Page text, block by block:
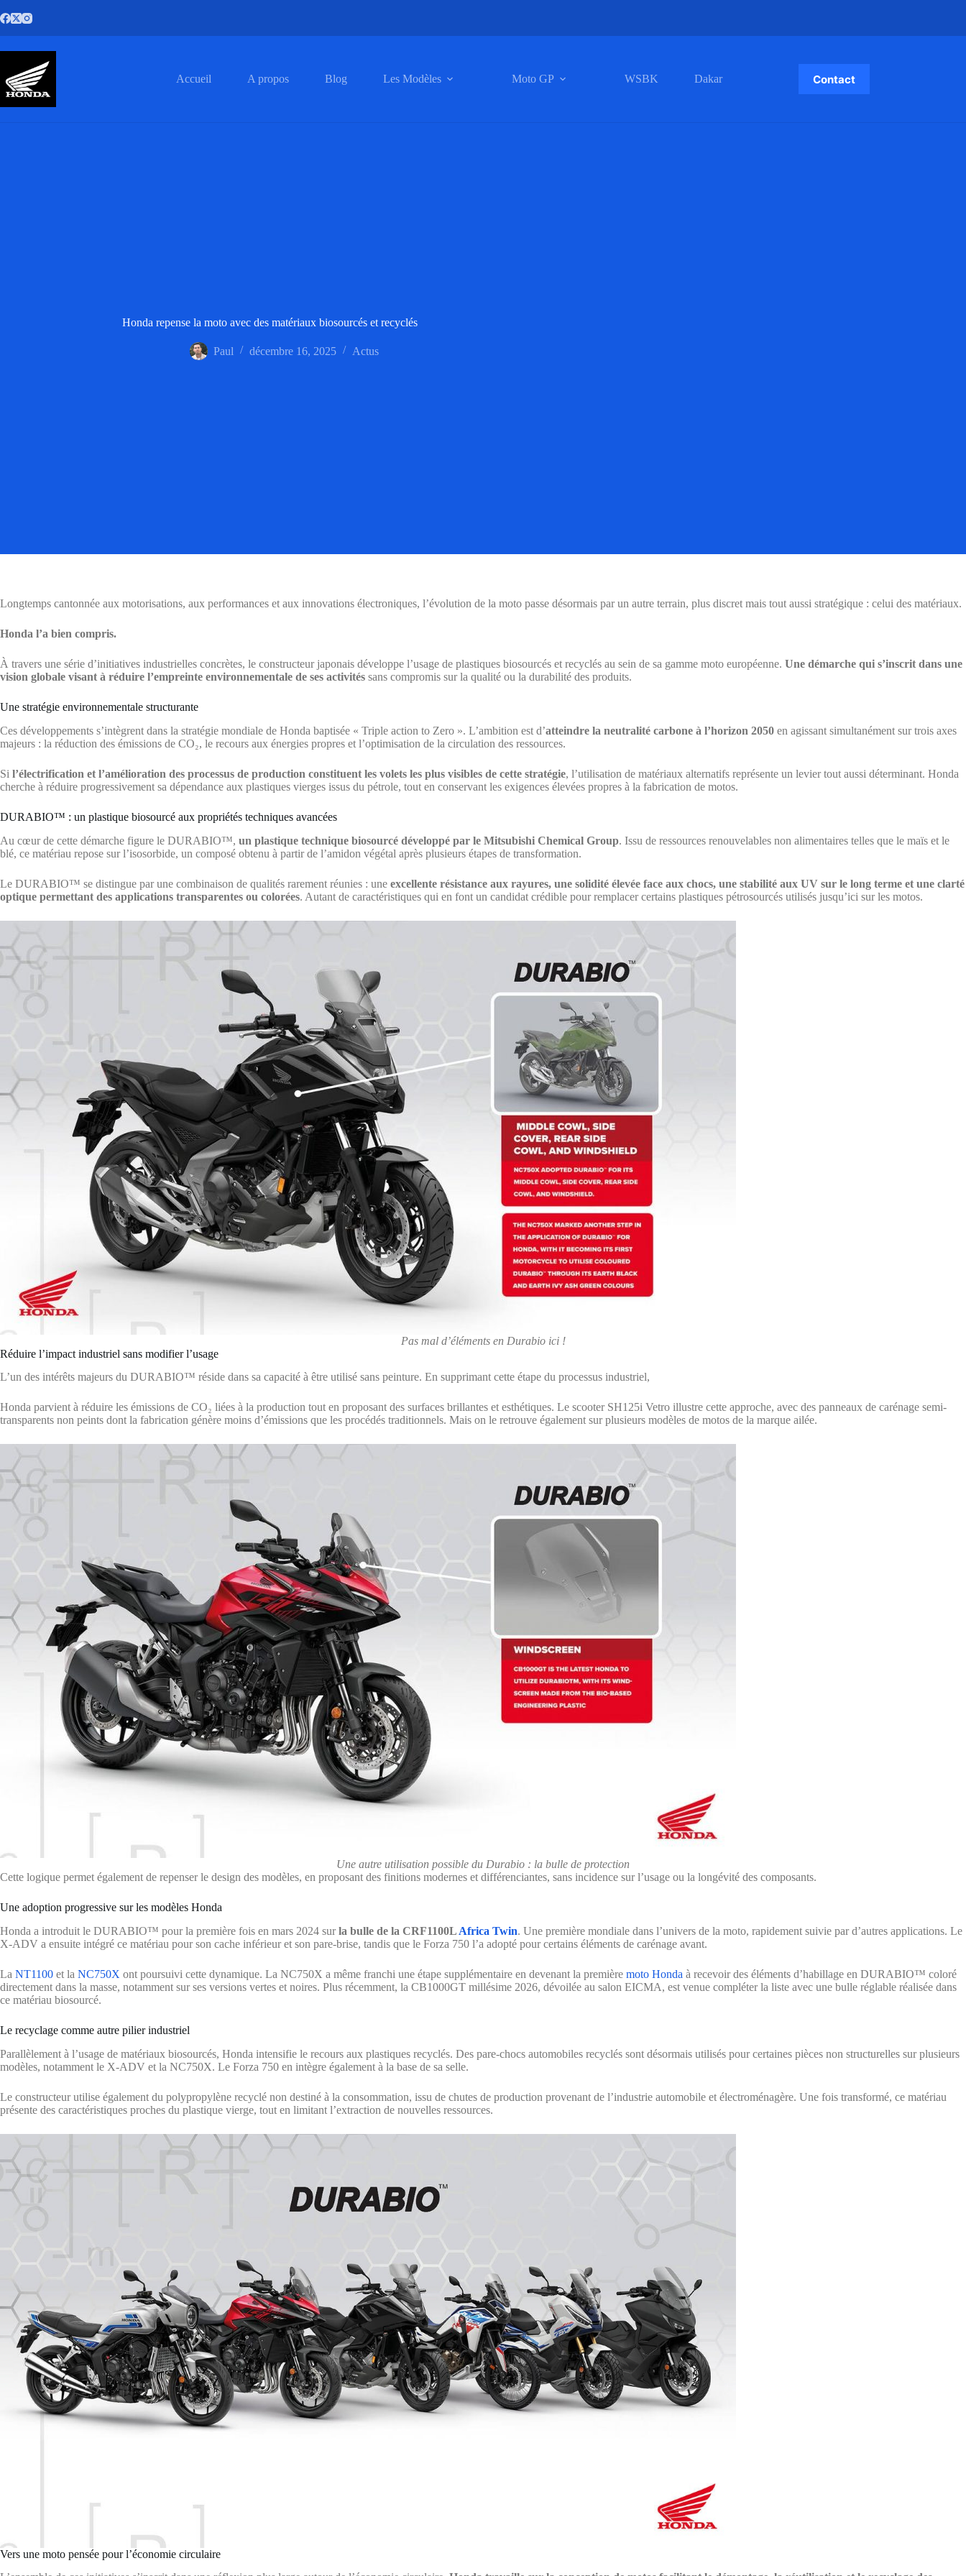
au
Accueil A propos Blog Les Modèles Moto GP WSBK Dakar Contact
Honda repense la moto avec des matériaux biosourcés et recyclés
Paul décembre 16, 2025 Actus
Longtemps cantonnée aux motorisations, aux performances et aux innovations électroniques, l’évolution de la moto passe désormais par un autre terrain, plus discret mais tout aussi stratégique : celui des matériaux.
Honda l’a bien compris.
À travers une série d’initiatives industrielles concrètes, le constructeur japonais développe l’usage de plastiques biosourcés et recyclés au sein de sa gamme moto européenne. Une démarche qui s’inscrit dans une
vision globale visant à réduire l’empreinte environnementale de ses activités sans compromis sur la qualité ou la durabilité des produits.
Une stratégie environnementale structurante
Ces développements s’intègrent dans la stratégie mondiale de Honda baptisée « Triple action to Zero ». L’ambition est d’atteindre la neutralité carbone à l’horizon 2050 en agissant simultanément sur trois axes
majeurs : la réduction des émissions de CO₂, le recours aux énergies propres et l’optimisation de la circulation des ressources.
Si l’électrification et l’amélioration des processus de production constituent les volets les plus visibles de cette stratégie, l’utilisation de matériaux alternatifs représente un levier tout aussi déterminant. Honda
cherche à réduire progressivement sa dépendance aux plastiques vierges issus du pétrole, tout en conservant les exigences élevées propres à la fabrication de motos.
DURABIO™ : un plastique biosourcé aux propriétés techniques avancées
Au cœur de cette démarche figure le DURABIO™, un plastique technique biosourcé développé par le Mitsubishi Chemical Group. Issu de ressources renouvelables non alimentaires telles que le maïs et le
blé, ce matériau repose sur l’isosorbide, un composé obtenu à partir de l’amidon végétal après plusieurs étapes de transformation.
Le DURABIO™ se distingue par une combinaison de qualités rarement réunies : une excellente résistance aux rayures, une solidité élevée face aux chocs, une stabilité aux UV sur le long terme et une clarté
optique permettant des applications transparentes ou colorées. Autant de caractéristiques qui en font un candidat crédible pour remplacer certains plastiques pétrosourcés utilisés jusqu’ici sur les motos.
Pas mal d’éléments en Durabio ici !
Réduire l’impact industriel sans modifier l’usage
L’un des intérêts majeurs du DURABIO™ réside dans sa capacité à être utilisé sans peinture. En supprimant cette étape du processus industriel,
Honda parvient à réduire les émissions de CO₂ liées à la production tout en proposant des surfaces brillantes et esthétiques. Le scooter SH125i Vetro illustre cette approche, avec des panneaux de carénage semi-
transparents non peints dont la fabrication génère moins d’émissions que les procédés traditionnels. Mais on le retrouve également sur plusieurs modèles de motos de la marque ailée.
Une autre utilisation possible du Durabio : la bulle de protection
Cette logique permet également de repenser le design des modèles, en proposant des finitions modernes et différenciantes, sans incidence sur l’usage ou la longévité des composants.
Une adoption progressive sur les modèles Honda
Honda a introduit le DURABIO™ pour la première fois en mars 2024 surla bulle de la CRF1100L Africa Twin. Une première mondiale dans l’univers de la moto, rapidement suivie par d’autres applications. Le
X-ADV a ensuite intégré ce matériau pour son cache inférieur et son pare-brise, tandis que le Forza 750 l’a adopté pour certains éléments de carénage avant.
La NT1100 et la NC750X ont poursuivi cette dynamique. La NC750X a même franchi une étape supplémentaire en devenant la première moto Honda à recevoir des éléments d’habillage en DURABIO™ coloré
directement dans la masse, notamment sur ses versions vertes et noires. Plus récemment, la CB1000GT millésime 2026, dévoilée au salon EICMA, est venue compléter la liste avec une bulle réglable réalisée dans
ce matériau biosourcé.
Le recyclage comme autre pilier industriel
Parallèlement à l’usage de matériaux biosourcés, Honda intensifie le recours aux plastiques recyclés. Des pare-chocs automobiles recyclés sont désormais utilisés pour certaines pièces non structurelles sur plusieurs
modèles, notamment le X-ADV et la NC750X. Le Forza 750 en intègre également à la base de sa selle.
Le constructeur utilise également du polypropylène recyclé non destiné à la consommation, issu de chutes de production provenant de l’industrie automobile et électroménagère. Une fois transformé, ce matériau
présente des caractéristiques proches du plastique vierge, tout en limitant l’extraction de nouvelles ressources.
Vers une moto pensée pour l’économie circulaire